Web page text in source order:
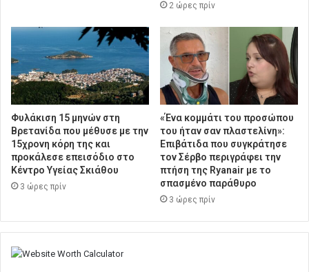
2 ώρες πρίν
Φυλάκιση 15 μηνών στη
Βρετανίδα που μέθυσε με την
15χρονη κόρη της και
προκάλεσε επεισόδιο στο
Κέντρο Υγείας Σκιάθου
3 ώρες πρίν
«Ένα κομμάτι του προσώπου
του ήταν σαν πλαστελίνη»:
Επιβάτιδα που συγκράτησε
τον Σέρβο περιγράφει την
πτήση της Ryanair με το
σπασμένο παράθυρο
3 ώρες πρίν